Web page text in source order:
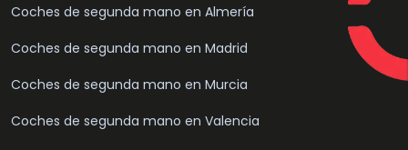
Coches de segunda mano en Almería
Coches de segunda mano en Madrid
Coches de segunda mano en Murcia
Coches de segunda mano en Valencia